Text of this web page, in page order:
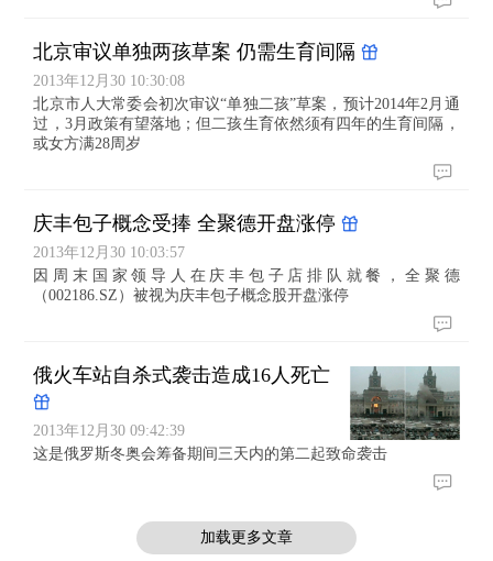
北京审议单独两孩草案 仍需生育间隔
2013年12月30 10:30:08
北京市人大常委会初次审议“单独二孩”草案，预计2014年2月通
过，3月政策有望落地；但二孩生育依然须有四年的生育间隔，
或女方满28周岁
庆丰包子概念受捧 全聚德开盘涨停
2013年12月30 10:03:57
因周末国家领导人在庆丰包子店排队就餐，全聚德
（002186.SZ）被视为庆丰包子概念股开盘涨停
俄火车站自杀式袭击造成16人死亡
2013年12月30 09:42:39
这是俄罗斯冬奥会筹备期间三天内的第二起致命袭击
加载更多文章